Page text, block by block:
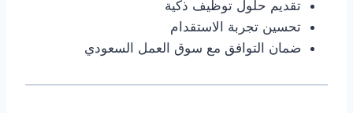
تقديم حلول توظيف ذكية
تحسين تجربة الاستقدام
ضمان التوافق مع سوق العمل السعودي